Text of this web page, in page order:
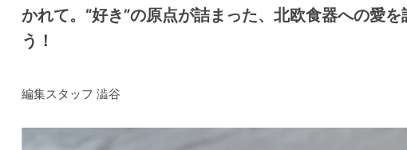
かれて。“好き”の原点が詰まった、北欧食器への愛を
う！
編集スタッフ 澁谷